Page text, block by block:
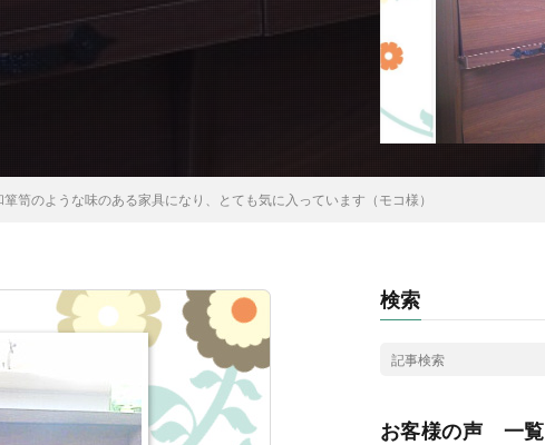
箪笥のような味のある家具になり、とても気に入っています（モコ様）
検索
お客様の声 一覧